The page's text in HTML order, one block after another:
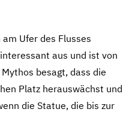
Ufer des Flusses
aus und ist von
besagt, dass die
Platz herauswächst und
die Statue, die bis zur